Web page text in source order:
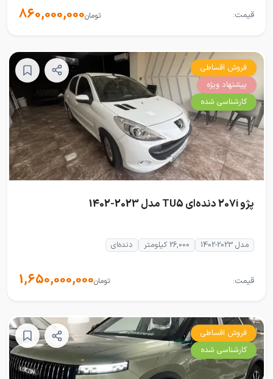
قیمت: 860,000,000تومان
فروش اقساطی
پیشنهاد ویژه
کارشناسی شده
پژو 207i دنده‌ای TU5 مدل 2023-1402
مدل 2023-1402 26,000 کیلومتر دنده‌ای
قیمت: 1,650,000,000تومان
فروش اقساطی
کارشناسی شده